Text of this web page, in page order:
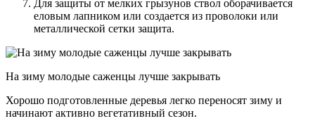
Для защиты от мелких грызунов ствол оборачивается
еловым лапником или создается из проволоки или
металлической сетки защита.
На зиму молодые саженцы лучше закрывать
Хорошо подготовленные деревья легко переносят зиму и
начинают активно вегетативный сезон.